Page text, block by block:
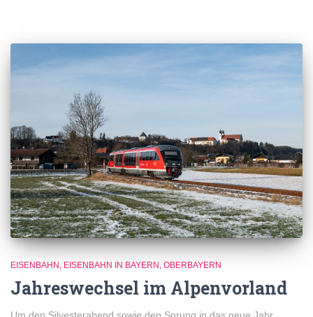
EISENBAHN EISENBAHN IN BAYERN OBERBAYERN
Jahreswechsel im Alpenvorland